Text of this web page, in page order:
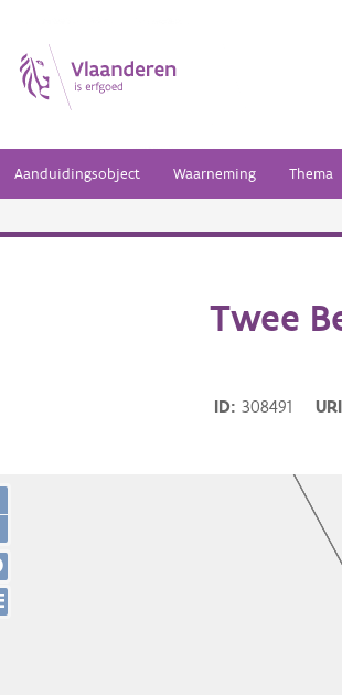
Aanduidingsobject Waarneming Thema
Twee
ID
308491 URI